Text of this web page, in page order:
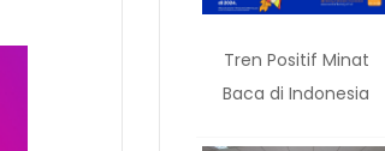
Tren Positif Minat
Baca di Indonesia